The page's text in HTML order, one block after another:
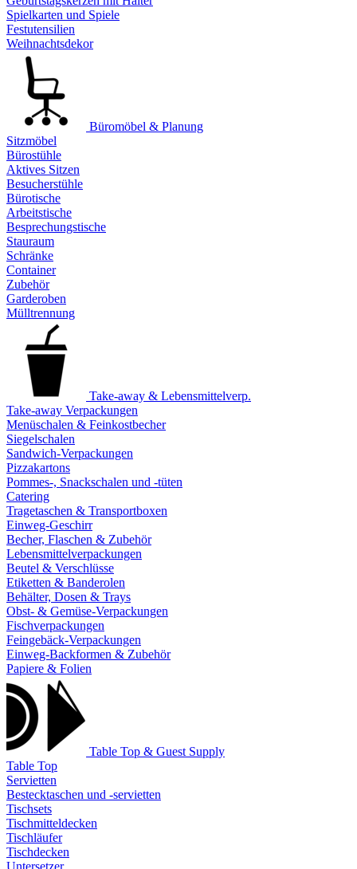
Spielkarten und Spiele
Festutensilien
Weihnachtsdekor
Büromöbel & Planung
Sitzmöbel
Bürostühle
Aktives Sitzen
Besucherstühle
Bürotische
Arbeitstische
Besprechungstische
Stauraum
Schränke
Container
Zubehör
Garderoben
Mülltrennung
Take-away & Lebensmittelverp.
Take-away Verpackungen
Menüschalen & Feinkostbecher
Siegelschalen
Sandwich-Verpackungen
Pizzakartons
Pommes-, Snackschalen und -tüten
Catering
Tragetaschen & Transportboxen
Einweg-Geschirr
Becher, Flaschen & Zubehör
Lebensmittelverpackungen
Beutel & Verschlüsse
Etiketten & Banderolen
Behälter, Dosen & Trays
Obst- & Gemüse-Verpackungen
Fischverpackungen
Feingebäck-Verpackungen
Einweg-Backformen & Zubehör
Papiere & Folien
Table Top & Guest Supply
Table Top
Servietten
Bestecktaschen und -servietten
Tischsets
Tischmitteldecken
Tischläufer
Tischdecken